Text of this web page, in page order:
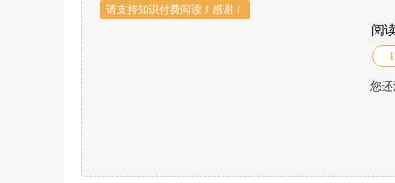
请支持知识付费阅读！感谢！
阅
您还